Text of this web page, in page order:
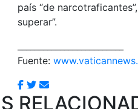
país “de
superar”.
Fuente: